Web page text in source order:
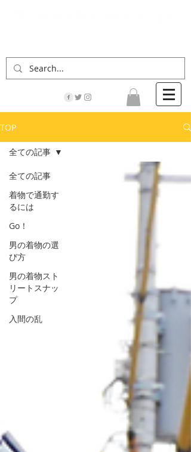
TOP
全ての記事
着物で通勤す
るには
Go！
男の着物の選
び方
男の着物スト
リートスナッ
プ
入間の乱
全ての記事